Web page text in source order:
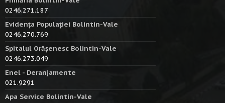
0246.271.187
Evidența Populației Bolintin-Vale
0246.270.769
Spitalul Orășenesc Bolintin-Vale
0246.273.049
Enel - Deranjamente
021.9291
Apa Service Bolintin-Vale